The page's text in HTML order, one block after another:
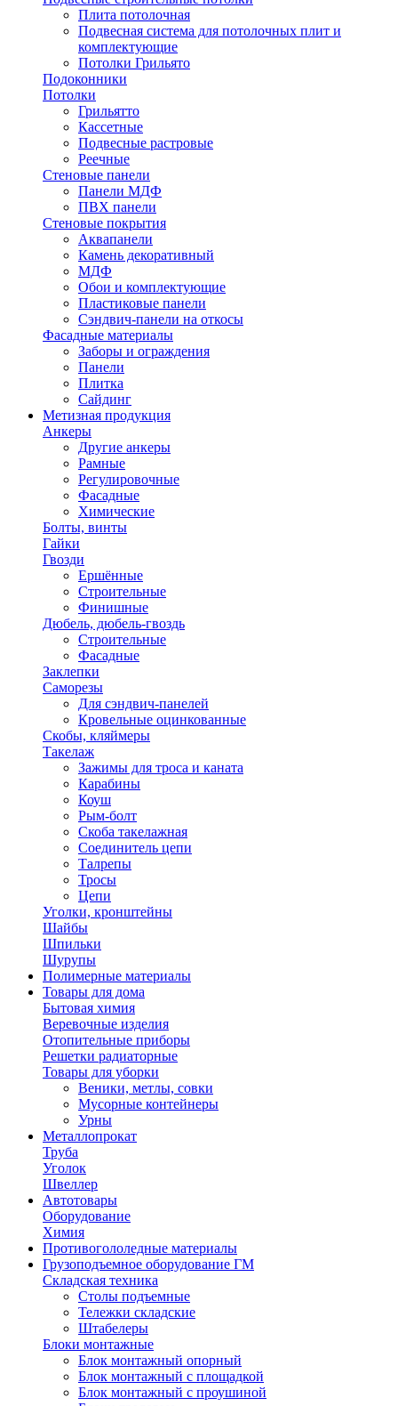
Плита потолочная
Подвесная система для потолочных плит и
комплектующие
Потолки Грильято
Подоконники
Потолки
Грильятто
Кассетные
Подвесные растровые
Реечные
Стеновые панели
Панели МДФ
ПВХ панели
Стеновые покрытия
Аквапанели
Камень декоративный
МДФ
Обои и комплектующие
Пластиковые панели
Сэндвич-панели на откосы
Фасадные материалы
Заборы и ограждения
Панели
Плитка
Сайдинг
Метизная продукция
Анкеры
Другие анкеры
Рамные
Регулировочные
Фасадные
Химические
Болты, винты
Гайки
Гвозди
Ершённые
Строительные
Финишные
Дюбель, дюбель-гвоздь
Строительные
Фасадные
Заклепки
Саморезы
Для сэндвич-панелей
Кровельные оцинкованные
Скобы, кляймеры
Такелаж
Зажимы для троса и каната
Карабины
Коуш
Рым-болт
Скоба такелажная
Соединитель цепи
Талрепы
Тросы
Цепи
Уголки, кронштейны
Шайбы
Шпильки
Шурупы
Полимерные материалы
Товары для дома
Бытовая химия
Веревочные изделия
Отопительные приборы
Решетки радиаторные
Товары для уборки
Веники, метлы, совки
Мусорные контейнеры
Урны
Металлопрокат
Труба
Уголок
Швеллер
Автотовары
Оборудование
Химия
Противогололедные материалы
Грузоподъемное оборудование ГМ
Складская техника
Столы подъемные
Тележки складские
Штабелеры
Блоки монтажные
Блок монтажный опорный
Блок монтажный с площадкой
Блок монтажный с проушиной